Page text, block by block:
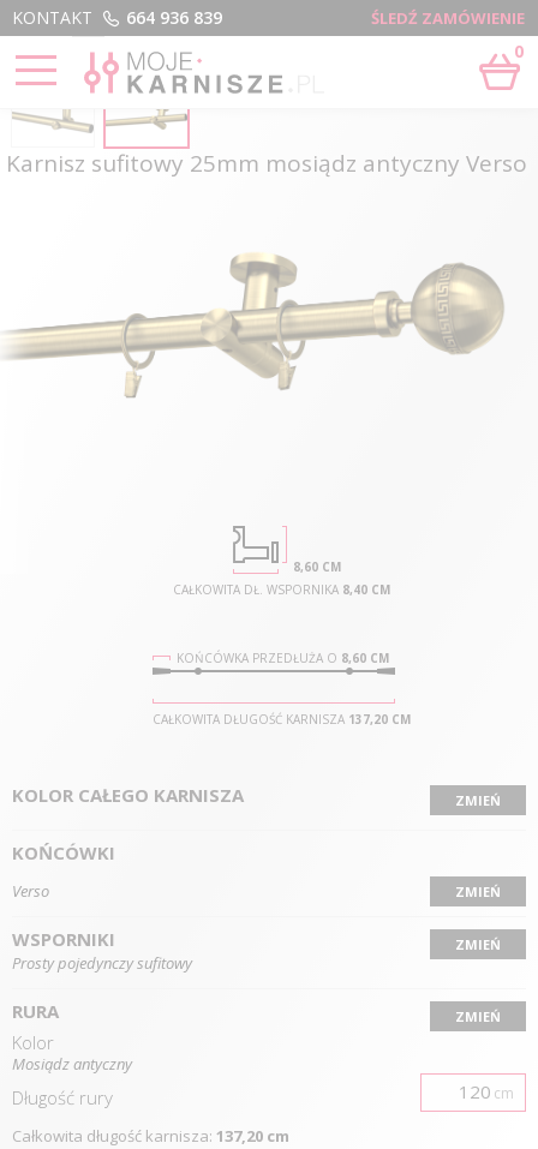
Menu
KONTAKT ŚLEDŹ ZAMÓWIENIE
664 936 839
0
Karnisz sufitowy 25mm mosiądz antyczny Verso
KOŃCÓWKA PRZEDŁUŻA O 8,60 CM
CAŁKOWITA DŁUGOŚĆ KARNISZA 137,20 CM
8,60 CM
CAŁKOWITA DŁ. WSPORNIKA 8,40 CM
KOLOR CAŁEGO KARNISZA ZMIEŃ
KOŃCÓWKI
Verso ZMIEŃ
WSPORNIKI
Prosty pojedynczy sufitowy
ZMIEŃ
RURA ZMIEŃ
Kolor
Mosiądz antyczny
Długość rury cm
Całkowita długość karnisza: 137,20 cm